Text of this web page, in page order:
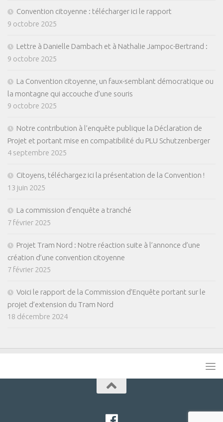
Convention citoyenne : télécharger ici le rapport
9 octobre 2025
Lettre à Danielle Dambach et à Nathalie Jampoc-Bertrand :
9 octobre 2025
La Convention citoyenne, un faux-semblant démocratique ou
la montagne qui accouche d’une souris
9 octobre 2025
Notre contribution à l’enquête publique la Déclaration de
Projet et portant mise en compatibilité du PLU Schutzenberger
4 septembre 2025
Citoyens, téléchargez ici la présentation de la Convention !
13 juin 2025
La commission d’enquête a tranché
7 février 2025
Projet Tram Nord : Notre réaction suite à l’annonce d’une
création d’une convention citoyenne
7 février 2025
Voici le rapport de la Commission d’Enquête portant sur le
projet d’extension du Tram Nord
18 décembre 2024